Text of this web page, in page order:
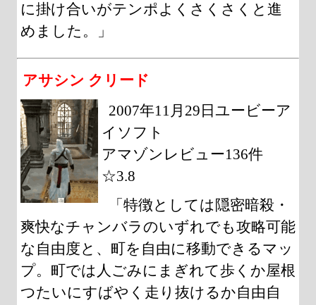
に掛け合いがテンポよくさくさくと進
めました。」
アサシン クリード
2007年11月29日ユービーア
イソフト
アマゾンレビュー136件
☆3.8
「特徴としては隠密暗殺・
爽快なチャンバラのいずれでも攻略可能
な自由度と、町を自由に移動できるマッ
プ。町では人ごみにまぎれて歩くか屋根
つたいにすばやく走り抜けるか自由自